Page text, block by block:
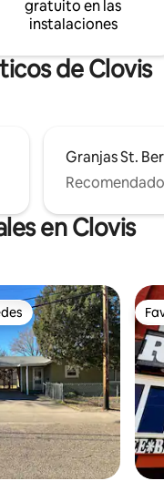
gratuito en las
instalaciones
de Clovis
Granjas St.
en Clovis